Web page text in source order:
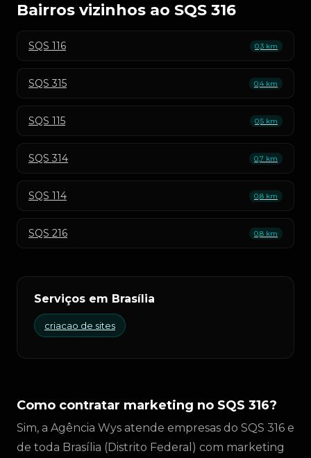
Bairros vizinhos ao SQS 316
SQS 116 0,3 km
SQS 315 0,4 km
SQS 115 0,5 km
SQS 314 0,7 km
SQS 114 0,8 km
SQS 216 0,8 km
Serviços em Brasília
criacao de sites
Como contratar marketing no SQS 316?
Sim, a Agência Wys atende empresas do SQS 316 e
de toda Brasília (Distrito Federal) com marketing